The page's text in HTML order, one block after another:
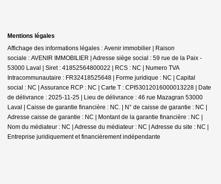
Mentions légales
Affichage des informations légales : Avenir immobilier | Raison
sociale : AVENIR IMMOBILIER | Adresse siège social : 59 rue de la Paix -
53000 Laval | Siret : 41852564800022 | RCS : NC | Numero TVA
Intracommunautaire : FR32418525648 | Forme juridique : NC | Capital
social : NC | Assurance RCP : NC | Carte T : CPI53012016000013228 | Date
de délivrance : 2025-11-25 | Lieu de délivrance : 46 rue Mazagran 53000
Laval | Caisse de garantie financière : NC. | N° de caisse de garantie : NC |
Adresse caisse de garantie : NC | Montant de la garantie financière : NC |
Nom du médiateur : NC | Adresse du médiateur : NC | Adresse du site : NC |
Entreprise juridiquement et financièrement indépendante